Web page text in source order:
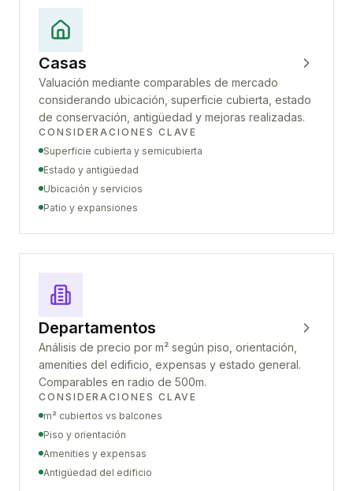
Casas
Valuación mediante comparables de mercado
considerando ubicación, superficie cubierta, estado
de conservación, antigüedad y mejoras realizadas.
CONSIDERACIONES CLAVE
Superficie cubierta y semicubierta
Estado y antigüedad
Ubicación y servicios
Patio y expansiones
Departamentos
Análisis de precio por m² según piso, orientación,
amenities del edificio, expensas y estado general.
Comparables en radio de 500m.
CONSIDERACIONES CLAVE
m² cubiertos vs balcones
Piso y orientación
Amenities y expensas
Antigüedad del edificio